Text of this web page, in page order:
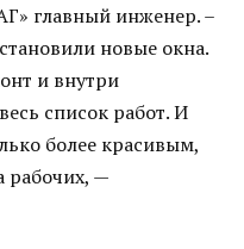
главный инженер. –
новые окна.
и внутри
список работ. И
более красивым,
рабочих, —